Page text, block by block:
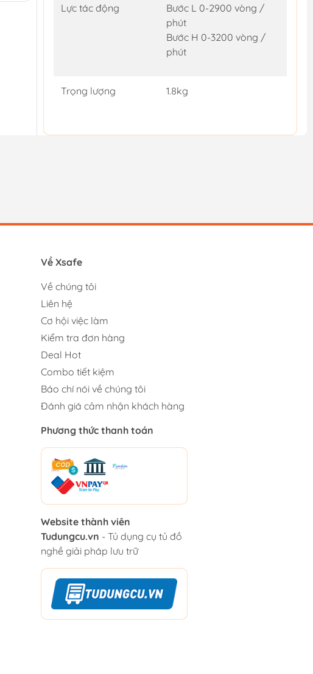
Lực tác động
Bước L 0-2900 vòng /
phút
Bước H 0-3200 vòng /
phút
Trọng lượng 1.8kg
Về Xsafe
Về chúng tôi
Liên hệ
Cơ hội việc làm
Kiểm tra đơn hàng
Deal Hot
Combo tiết kiệm
Báo chí nói về chúng tôi
Đánh giá cảm nhận khách hàng
Phương thức thanh toán
Website thành viên
Tudungcu.vn - Tủ dụng cụ tủ đồ
nghề giải pháp lưu trữ